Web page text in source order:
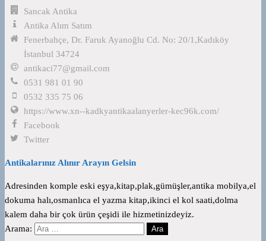
Sancak Antika
Antika Alım Satım
Fenerbahçe, Dr. Faruk Ayanoğlu Cd. No: 20/1,Kadıköy
İstanbul 34724
antikaci77@gmail.com
0531 981 01 90
0532 335 75 06
https://www.xn--kadkyantikaalanyerler-kec96k.com/
Facebook
Twitter
Antikalarınız Alınır Arayın Gelsin
Adresinden komple eski eşya,kitap,plak,gümüşler,antika mobilya,el
dokuma halı,osmanlıca el yazma kitap,ikinci el kol saati,dolma
kalem daha bir çok ürün çeşidi ile hizmetinizdeyiz.
Arama: